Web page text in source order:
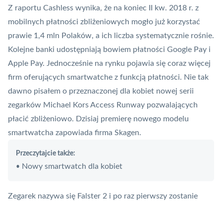
Z raportu Cashless wynika, że na koniec II kw. 2018 r. z
mobilnych płatności zbliżeniowych mogło już korzystać
prawie 1,4 mln Polaków, a ich liczba systematycznie rośnie.
Kolejne banki udostępniają bowiem płatności Google Pay i
Apple Pay. Jednocześnie na rynku pojawia się coraz więcej
firm oferujących smartwatche z funkcją płatności. Nie tak
dawno pisałem o przeznaczonej dla kobiet nowej serii
zegarków Michael Kors Access Runway pozwalających
płacić zbliżeniowo. Dzisiaj premierę nowego modelu
smartwatcha zapowiada firma Skagen.
Przeczytajcie także:
• Nowy smartwatch dla kobiet
Zegarek nazywa się Falster 2 i po raz pierwszy zostanie